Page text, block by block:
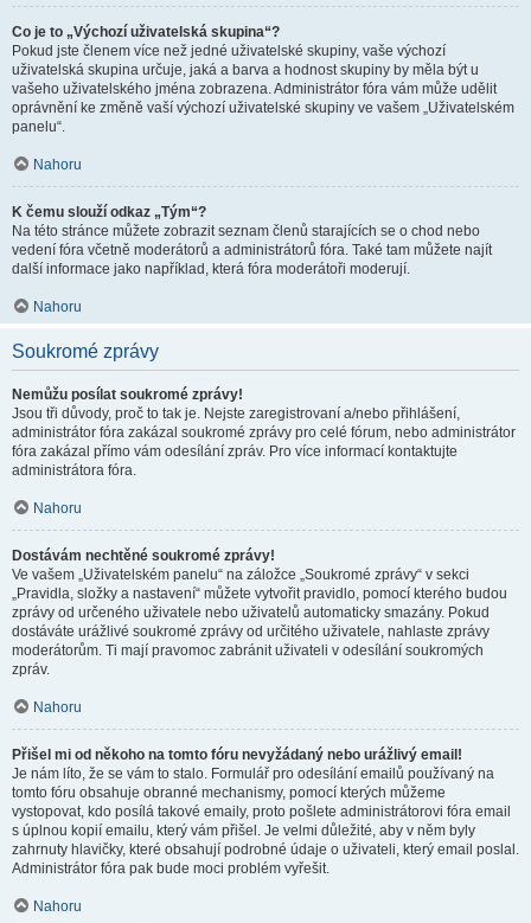
Co je to „Výchozí uživatelská skupina“?
Pokud jste členem více než jedné uživatelské skupiny, vaše výchozí
uživatelská skupina určuje, jaká a barva a hodnost skupiny by měla být u
vašeho uživatelského jména zobrazena. Administrátor fóra vám může udělit
oprávnění ke změně vaší výchozí uživatelské skupiny ve vašem „Uživatelském
panelu“.
Nahoru
K čemu slouží odkaz „Tým“?
Na této stránce můžete zobrazit seznam členů starajících se o chod nebo
vedení fóra včetně moderátorů a administrátorů fóra. Také tam můžete najít
další informace jako například, která fóra moderátoři moderují.
Nahoru
Soukromé zprávy
Nemůžu posílat soukromé zprávy!
Jsou tři důvody, proč to tak je. Nejste zaregistrovaní a/nebo přihlášení,
administrátor fóra zakázal soukromé zprávy pro celé fórum, nebo administrátor
fóra zakázal přímo vám odesílání zpráv. Pro více informací kontaktujte
administrátora fóra.
Nahoru
Dostávám nechtěné soukromé zprávy!
Ve vašem „Uživatelském panelu“ na záložce „Soukromé zprávy“ v sekci
„Pravidla, složky a nastavení“ můžete vytvořit pravidlo, pomocí kterého budou
zprávy od určeného uživatele nebo uživatelů automaticky smazány. Pokud
dostáváte urážlivé soukromé zprávy od určitého uživatele, nahlaste zprávy
moderátorům. Ti mají pravomoc zabránit uživateli v odesílání soukromých
zpráv.
Nahoru
Přišel mi od někoho na tomto fóru nevyžádaný nebo urážlivý email!
Je nám líto, že se vám to stalo. Formulář pro odesílání emailů používaný na
tomto fóru obsahuje obranné mechanismy, pomocí kterých můžeme
vystopovat, kdo posílá takové emaily, proto pošlete administrátorovi fóra email
s úplnou kopií emailu, který vám přišel. Je velmi důležité, aby v něm byly
zahrnuty hlavičky, které obsahují podrobné údaje o uživateli, který email poslal.
Administrátor fóra pak bude moci problém vyřešit.
Nahoru